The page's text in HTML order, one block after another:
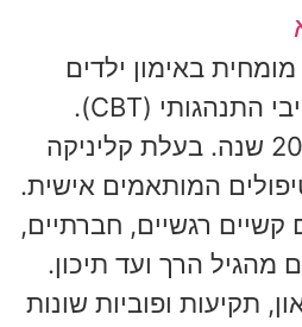
באימון ילדים
ונוער ובטיפול קוגניטיבי התנהגותי (CBT).
עוסקת בטיפול מעל 20 שנה. בעלת קליניקה
המותאמים אישית.
קשיים רגשיים, חברתיים,
מהגיל הרך ועד תיכון.
תקיעות ופוביות שונות